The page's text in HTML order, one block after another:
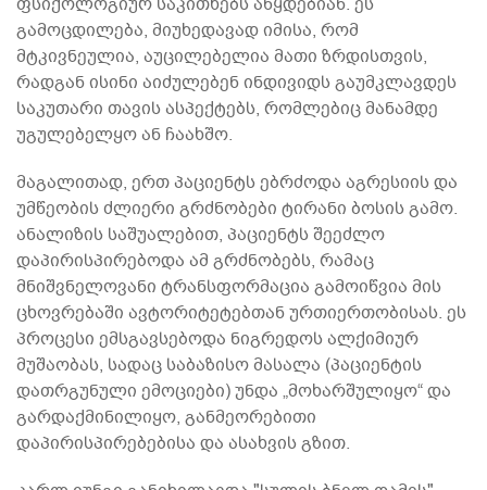
გამოცდილება, მიუხედავად იმისა, რომ
მტკივნეულია, აუცილებელია მათი ზრდისთვის,
რადგან ისინი აიძულებენ ინდივიდს გაუმკლავდეს
საკუთარი თავის ასპექტებს, რომლებიც მანამდე
უგულებელყო ან ჩაახშო.
მაგალითად, ერთ პაციენტს ებრძოდა აგრესიის და
უმწეობის ძლიერი გრძნობები ტირანი ბოსის გამო.
ანალიზის საშუალებით, პაციენტს შეეძლო
დაპირისპირებოდა ამ გრძნობებს, რამაც
მნიშვნელოვანი ტრანსფორმაცია გამოიწვია მის
ცხოვრებაში ავტორიტეტებთან ურთიერთობისას. ეს
პროცესი ემსგავსებოდა ნიგრედოს ალქიმიურ
მუშაობას, სადაც საბაზისო მასალა (პაციენტის
დათრგუნული ემოციები) უნდა „მოხარშულიყო“ და
გარდაქმინილიყო, განმეორებითი
დაპირისპირებებისა და ასახვის გზით.